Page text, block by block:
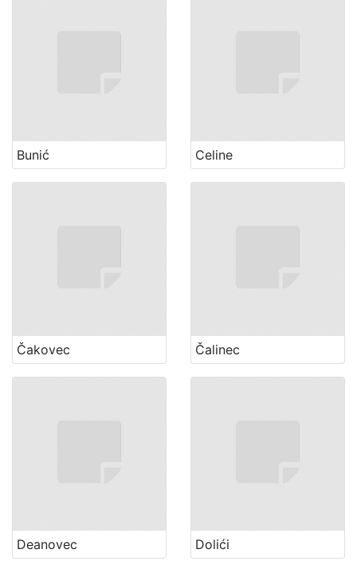
Bunić Celine
Čakovec Čalinec
Deanovec Dolići